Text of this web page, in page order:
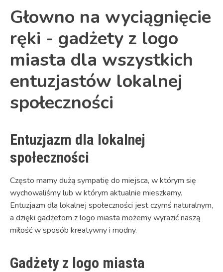
Głowno na wyciągnięcie
ręki - gadżety z logo
miasta dla wszystkich
entuzjastów lokalnej
społeczności
Entuzjazm dla lokalnej
społeczności
Często mamy dużą sympatię do miejsca, w którym się
wychowaliśmy lub w którym aktualnie mieszkamy.
Entuzjazm dla lokalnej społeczności jest czymś naturalnym,
a dzięki gadżetom z logo miasta możemy wyrazić naszą
miłość w sposób kreatywny i modny.
Gadżety z logo miasta